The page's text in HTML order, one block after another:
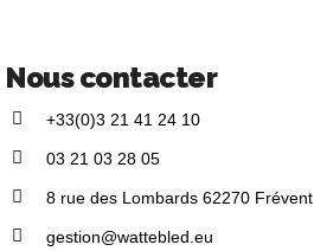
Nous contacter
+33(0)3 21 41 24 10
03 21 03 28 05
8 rue des Lombards 62270 Frévent
gestion@wattebled.eu